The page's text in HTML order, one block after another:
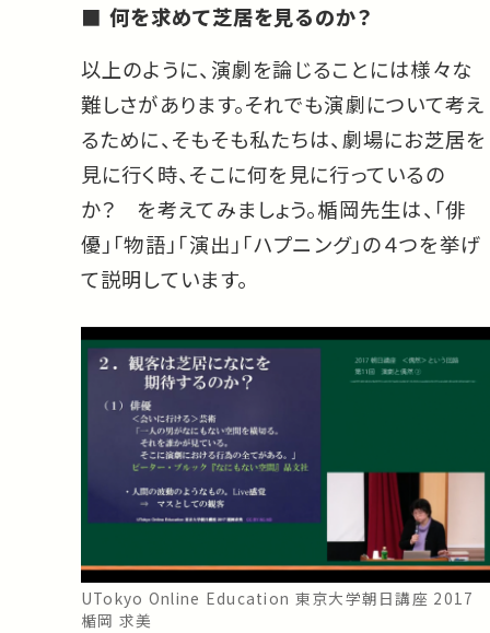
何を求めて芝居を見るのか？
以上のように、演劇を論じることには様々な
難しさがあります。それでも演劇について考え
るために、そもそも私たちは、劇場にお芝居を
見に行く時、そこに何を見に行っているの
か？ を考えてみましょう。楯岡先生は、「俳
優」「物語」「演出」「ハプニング」の４つを挙げ
て説明しています。
UTokyo Online Education 東京大学朝日講座 2017
楯岡 求美